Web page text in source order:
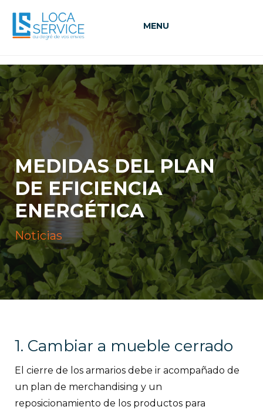
MENU
MEDIDAS DEL PLAN
DE EFICIENCIA
ENERGÉTICA
Noticias
1. Cambiar a mueble cerrado
El cierre de los armarios debe ir acompañado de
un plan de merchandising y un
reposicionamiento de los productos para